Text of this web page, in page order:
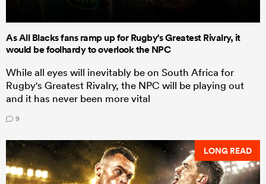
As All Blacks fans ramp up for Rugby's Greatest Rivalry, it
would be foolhardy to overlook the NPC
While all eyes will inevitably be on South Africa for
Rugby's Greatest Rivalry, the NPC will be playing out
and it has never been more vital
9
LONG READ